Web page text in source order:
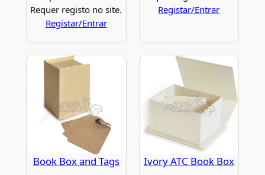
Requer registo no site.
Registar/Entrar
Registar/Entrar
Book Box and Tags Ivory ATC Book Box